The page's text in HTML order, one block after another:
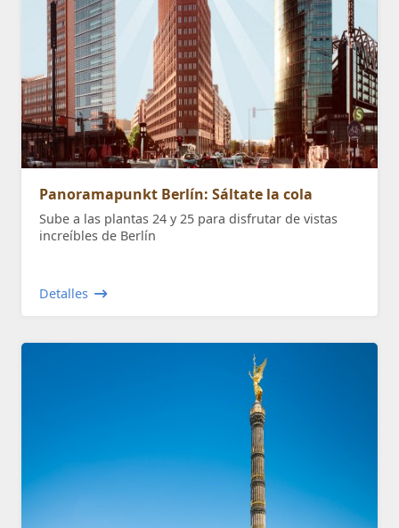
Panoramapunkt Berlín: Sáltate la cola
Sube a las plantas 24 y 25 para disfrutar de vistas
increíbles de Berlín
Detalles